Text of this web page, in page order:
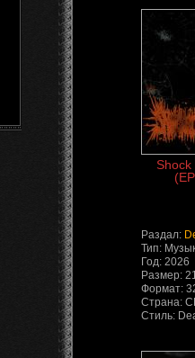
Shock
Раздал:
Тип:
Год: 2026
Размер:
Формат:
Страна:
Стиль: